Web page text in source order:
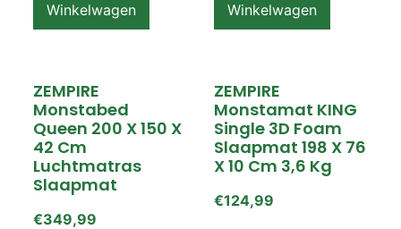
Winkelwagen Winkelwagen
ZEMPIRE
Monstabed
Queen 200 X 150 X
42 Cm
Luchtmatras
Slaapmat
€349,99
ZEMPIRE
Monstamat KING
Single 3D Foam
Slaapmat 198 X 76
X 10 Cm 3,6 Kg
€124,99